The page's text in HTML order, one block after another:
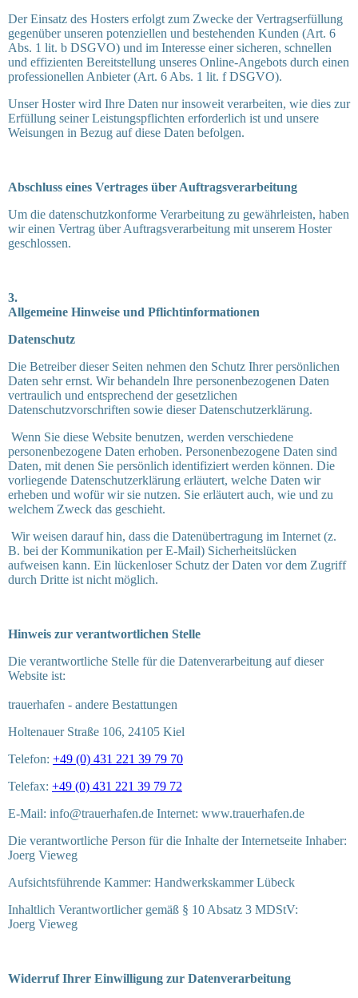
Der Einsatz des Hosters erfolgt zum Zwecke der Vertragserfüllung
gegenüber unseren potenziellen und bestehenden Kunden (Art. 6
Abs. 1 lit. b DSGVO) und im Interesse einer sicheren, schnellen
und effizienten Bereitstellung unseres Online-Angebots durch einen
professionellen Anbieter (Art. 6 Abs. 1 lit. f DSGVO).
Unser Hoster wird Ihre Daten nur insoweit verarbeiten, wie dies zur
Erfüllung seiner Leistungspflichten erforderlich ist und unsere
Weisungen in Bezug auf diese Daten befolgen.
Abschluss eines Vertrages über Auftragsverarbeitung
Um die datenschutzkonforme Verarbeitung zu gewährleisten, haben
wir einen Vertrag über Auftragsverarbeitung mit unserem Hoster
geschlossen.
3.
Allgemeine Hinweise und Pflichtinformationen
Datenschutz
Die Betreiber dieser Seiten nehmen den Schutz Ihrer persönlichen
Daten sehr ernst. Wir behandeln Ihre personenbezogenen Daten
vertraulich und entsprechend der gesetzlichen
Datenschutzvorschriften sowie dieser Datenschutzerklärung.
Wenn Sie diese Website benutzen, werden verschiedene
personenbezogene Daten erhoben. Personenbezogene Daten sind
Daten, mit denen Sie persönlich identifiziert werden können. Die
vorliegende Datenschutzerklärung erläutert, welche Daten wir
erheben und wofür wir sie nutzen. Sie erläutert auch, wie und zu
welchem Zweck das geschieht.
Wir weisen darauf hin, dass die Datenübertragung im Internet (z.
B. bei der Kommunikation per E-Mail) Sicherheitslücken
aufweisen kann. Ein lückenloser Schutz der Daten vor dem Zugriff
durch Dritte ist nicht möglich.
Hinweis zur verantwortlichen Stelle
Die verantwortliche Stelle für die Datenverarbeitung auf dieser
Website ist:
trauerhafen - andere Bestattungen
Holtenauer Straße 106, 24105 Kiel
Telefon: +49 (0) 431 221 39 79 70
Telefax: +49 (0) 431 221 39 79 72
E-Mail: info@trauerhafen.de Internet: www.trauerhafen.de
Die verantwortliche Person für die Inhalte der Internetseite Inhaber:
Joerg Vieweg
Aufsichtsführende Kammer: Handwerkskammer Lübeck
Inhaltlich Verantwortlicher gemäß § 10 Absatz 3 MDStV:
Joerg Vieweg
Widerruf Ihrer Einwilligung zur Datenverarbeitung